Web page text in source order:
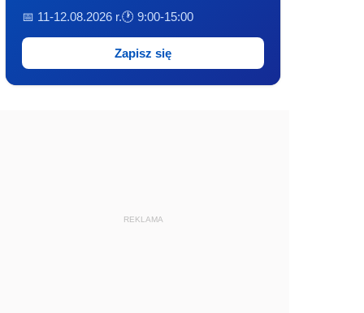
📅 11-12.08.2026 r.🕐 9:00-15:00
Zapisz się
REKLAMA